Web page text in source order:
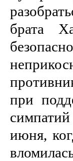
брата
при
июня,